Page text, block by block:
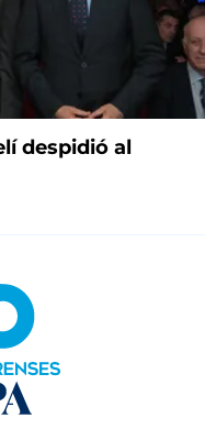
despidió al